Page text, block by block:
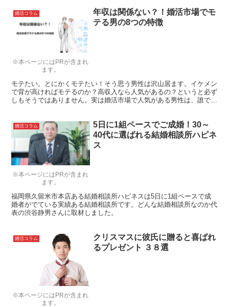
※本ページにはPRが含まれ
ます。
婚活コラム
年収は関係ない？！婚活市場でモ
テる男の8つの特徴
モテたい。とにかくモテたい！そう思う男性は沢山居ます。イケメン
で背が高ければモテるのか？高収入なら人気があるの？というと必ず
しもそうではありません。実は婚活市場で人気がある男性は、誰でも
※本ページにはPRが含まれ
ます。
婚活コラム
5日に1組ペースでご成婚！30～
40代に選ばれる結婚相談所ハピネ
ス
福岡県久留米市本店ある結婚相談所ハピネスは5日に1組ペースで成
婚者がでている実績ある結婚相談所です。どんな結婚相談所なのか代
表の渋谷静男さんに取材しました。
※本ページにはPRが含まれ
ます。
婚活コラム
クリスマスに彼氏に贈ると喜ばれ
るプレゼント ３８選